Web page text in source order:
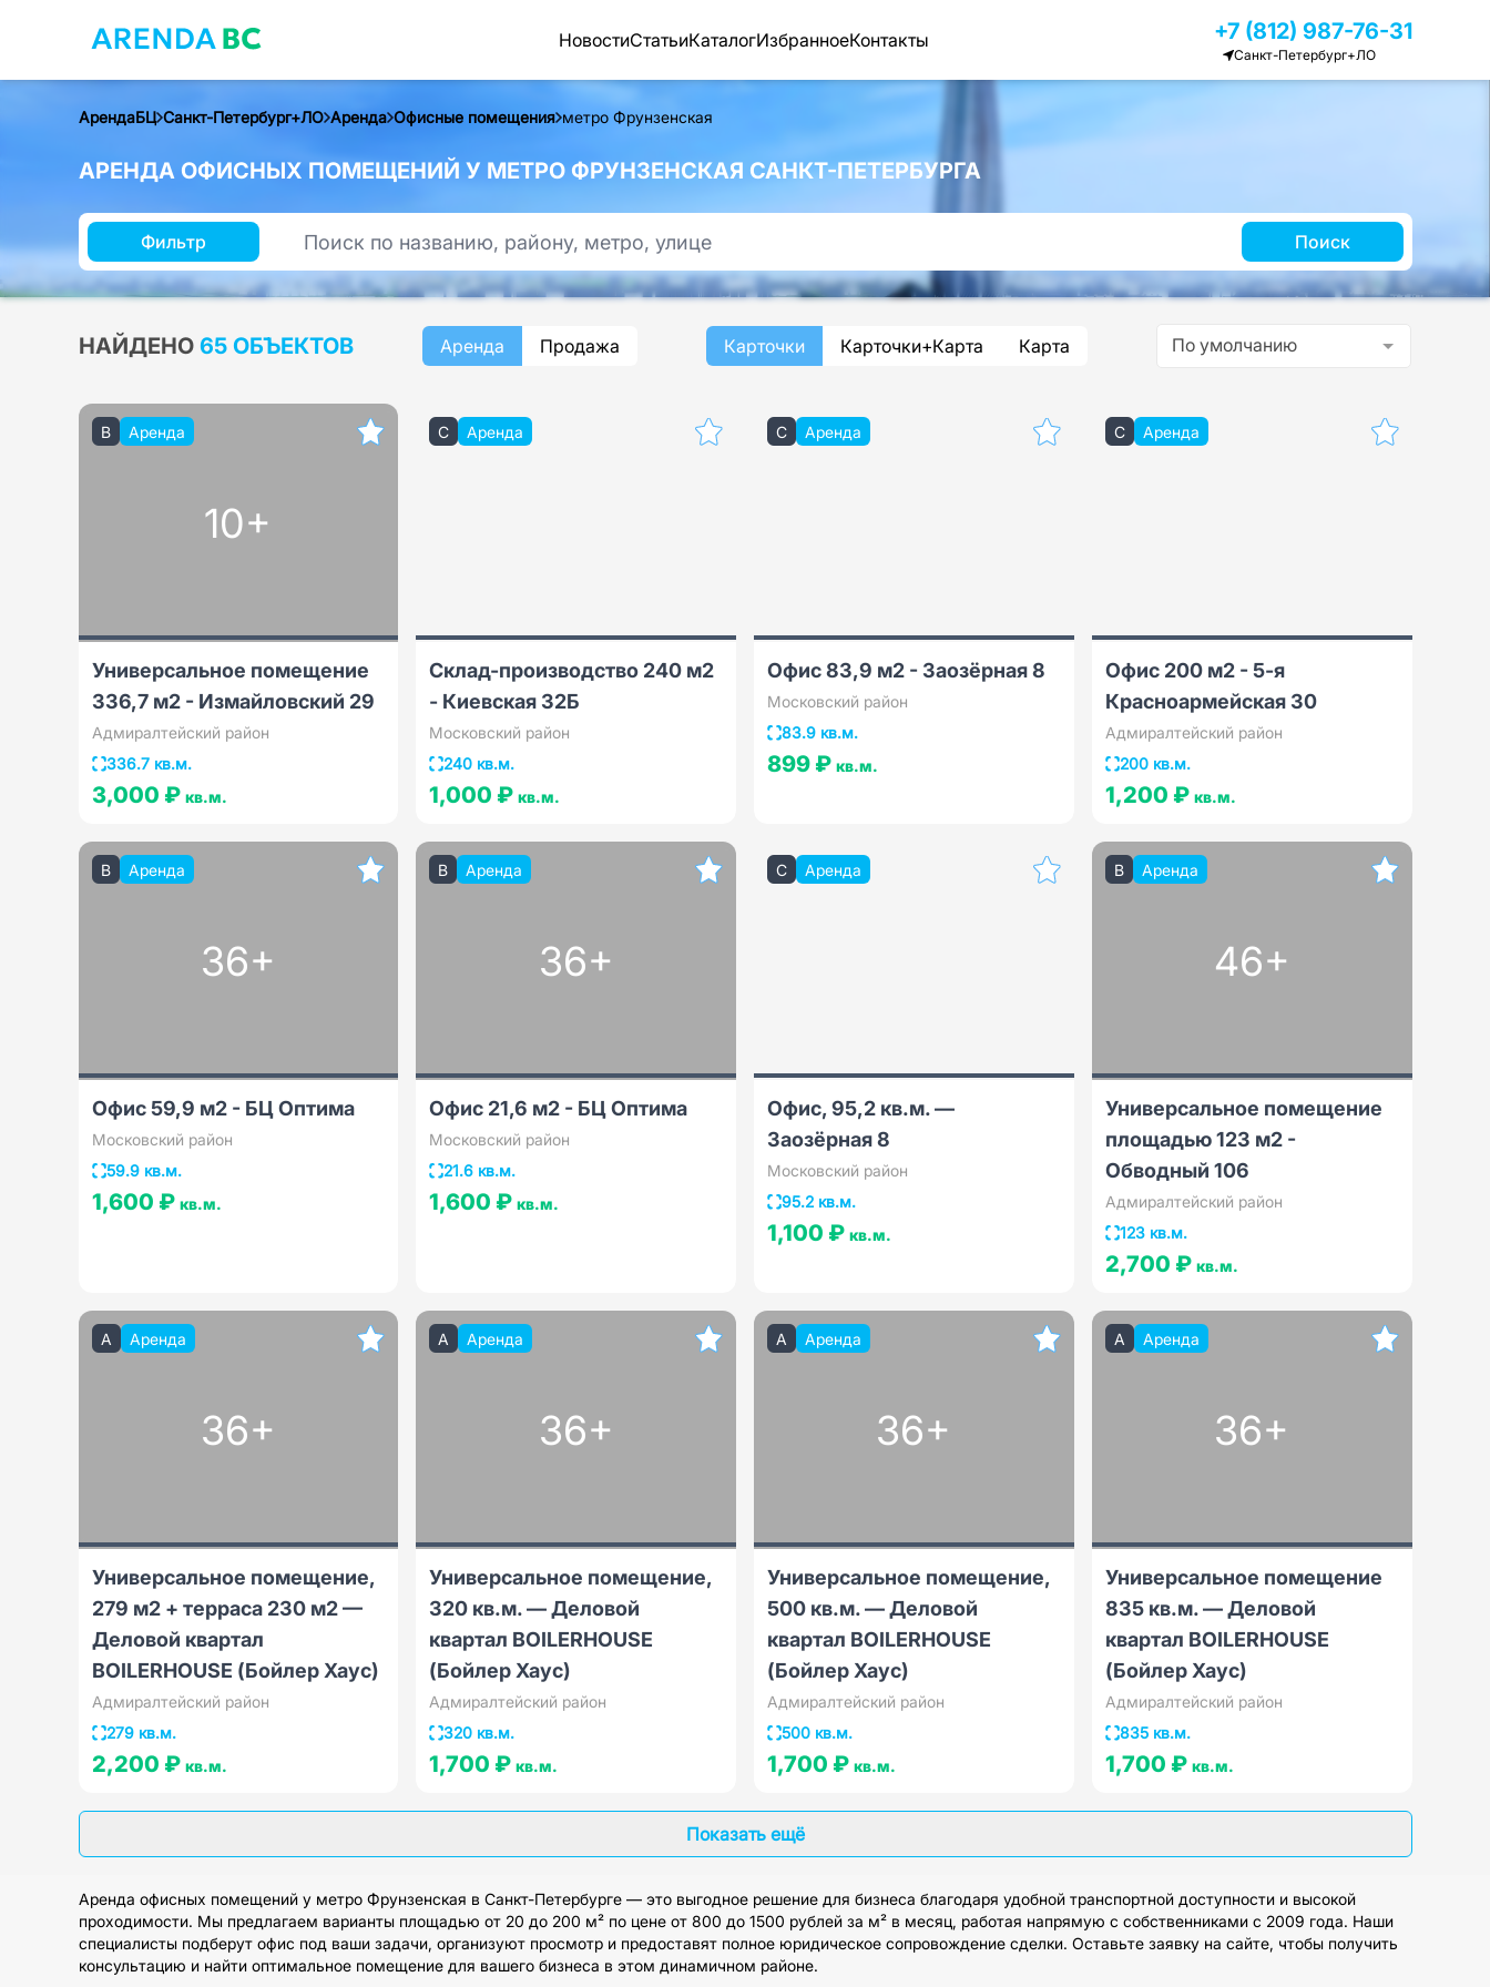
НовостиСтатьиКаталогИзбранноеКонтакты +7 (812) 987-76-31
Санкт-Петербург+ЛО
АрендаБЦ Санкт-Петербург+ЛО Аренда Офисные помещения метро Фрунзенская
АРЕНДА ОФИСНЫХ ПОМЕЩЕНИЙ У МЕТРО ФРУНЗЕНСКАЯ САНКТ-ПЕТЕРБУРГА
Фильтр Поиск
НАЙДЕНО 65 ОБЪЕКТОВ Аренда Продажа Карточки Карточки+Карта Карта По умолчанию
B Аренда
10+
Универсальное помещение
336,7 м2 - Измайловский 29
Адмиралтейский район
336.7 кв.м.
3,000 ₽ кв.м.
C Аренда
Склад-производство 240 м2
- Киевская 32Б
Московский район
240 кв.м.
1,000 ₽кв.м.
C Аренда
Офис 83,9 м2 - Заозёрная 8
Московский район
83.9 кв.м.
899 ₽ кв.м.
C Аренда
Офис 200 м2 - 5-я
Красноармейская 30
Адмиралтейский район
200 кв.м.
1,200 ₽ кв.м.
B Аренда
36+
Офис 59,9 м2 - БЦ Оптима
Московский район
59.9 кв.м.
1,600 ₽ кв.м.
B Аренда
36+
Офис 21,6 м2 - БЦ Оптима
Московский район
21.6 кв.м.
1,600 ₽кв.м.
C Аренда
Офис, 95,2 кв.м. —
Заозёрная 8
Московский район
95.2 кв.м.
1,100 ₽ кв.м.
B Аренда
46+
Универсальное помещение
площадью 123 м2 -
Обводный 106
Адмиралтейский район
123 кв.м.
2,700 ₽ кв.м.
A Аренда
36+
Универсальное помещение,
279 м2 + терраса 230 м2 —
Деловой квартал
BOILERHOUSE (Бойлер Хаус)
Адмиралтейский район
279 кв.м.
2,200 ₽ кв.м.
A Аренда
36+
Универсальное помещение,
320 кв.м. — Деловой
квартал BOILERHOUSE
(Бойлер Хаус)
Адмиралтейский район
320 кв.м.
1,700 ₽кв.м.
A Аренда
36+
Универсальное помещение,
500 кв.м. — Деловой
квартал BOILERHOUSE
(Бойлер Хаус)
Адмиралтейский район
500 кв.м.
1,700 ₽ кв.м.
A Аренда
36+
Универсальное помещение
835 кв.м. — Деловой
квартал BOILERHOUSE
(Бойлер Хаус)
Адмиралтейский район
835 кв.м.
1,700 ₽ кв.м.
Показать ещё
Аренда офисных помещений у метро Фрунзенская в Санкт-Петербурге — это выгодное решение для бизнеса благодаря удобной транспортной доступности и высокой
проходимости. Мы предлагаем варианты площадью от 20 до 200 м² по цене от 800 до 1500 рублей за м² в месяц, работая напрямую с собственниками с 2009 года. Наши
специалисты подберут офис под ваши задачи, организуют просмотр и предоставят полное юридическое сопровождение сделки. Оставьте заявку на сайте, чтобы получить
консультацию и найти оптимальное помещение для вашего бизнеса в этом динамичном районе.